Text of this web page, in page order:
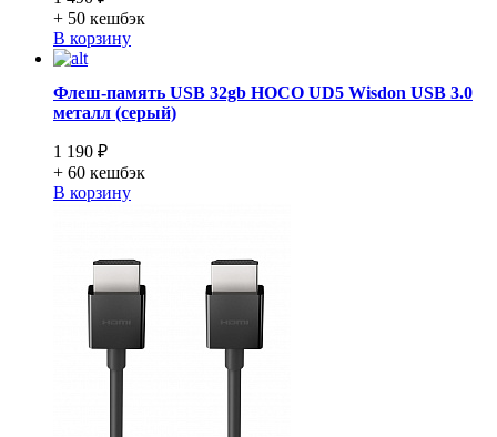
+ 50 кешбэк
В корзину
Флеш-память USB 32gb HOCO UD5 Wisdon USB 3.0
металл (серый)
1 190 ₽
+ 60 кешбэк
В корзину